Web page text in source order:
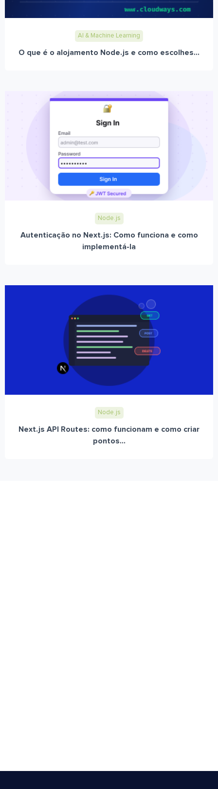
AI & Machine Learning
O que é o alojamento Node.js e como escolhes...
Node.js
Autenticação no Next.js: Como funciona e como
implementá-la
Node.js
Next.js API Routes: como funcionam e como criar
pontos...